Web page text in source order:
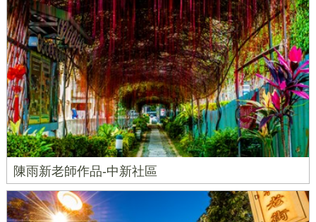
陳雨新老師作品-中新社區